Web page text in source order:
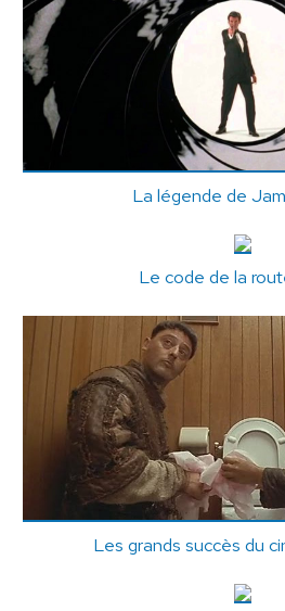
La légende de
Le code de la
Les grands succès du